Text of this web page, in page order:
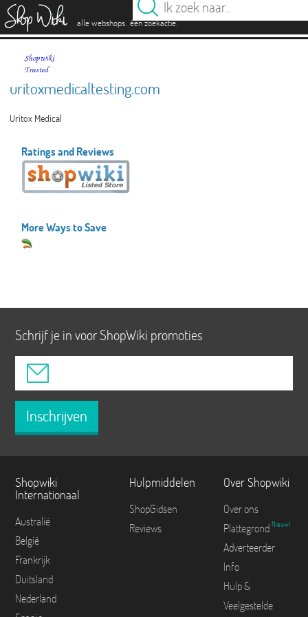
alle webshops. één zoekactie.
uritoxmedicaltesting.com
Uritox Medical
Ratings and Reviews
More Ways to Save
Schrijf je in voor ShopWiki promoties
Inschrijven
Shopwiki
Internationaal
Australië
België
Frankrijk
Duitsland
Nederland
Hulpmiddelen
ShopGidsen
Reviews
Over Shopwiki
Over ons
Plattegrond Nieuw!
Adverteerder
Info
Hulp &
Veelgestelde